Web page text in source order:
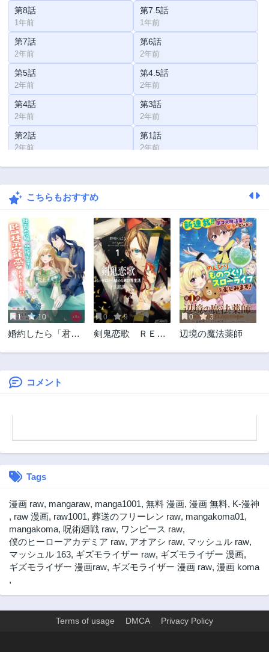
第8話
1年前
第7.5話
1年前
第7話
2年前
第6話
2年前
第5話
2年前
第4.5話
2年前
第4話
2年前
第3話
2年前
第2話
2年前
第1話
2年前
こちらもおすすめ
1 10
婚約したら「君は
た 殿下の溺愛はわ
かりにくい!
0 9
剣鬼恋歌 ＲＥ：
0 3
辺境の魔法薬師
コメント
Tags
漫画 raw, mangaraw, manga1001, 無料 漫画, 漫画 無料, K-漫神
, raw 漫画, raw1001, 葬送のフリーレン raw, mangakoma01,
mangakoma, 呪術廻戦 raw, ワンピース raw,
僕のヒーローアカデミア raw, アオアシ raw, マッシュル raw,
マッシュル 163, ギズモライザー raw, ギズモライザー 漫画,
ギズモライザー 漫画raw, ギズモライザー 漫画 raw, 漫画 koma
,
Terms of usage DMCA Privacy Policy